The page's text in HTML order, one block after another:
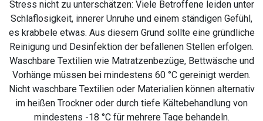
Stress nicht zu unterschätzen: Viele Betroffene leiden unter
Schlaflosigkeit, innerer Unruhe und einem ständigen Gefühl,
es krabbele etwas. Aus diesem Grund sollte eine gründliche
Reinigung und Desinfektion der befallenen Stellen erfolgen.
Waschbare Textilien wie Matratzenbezüge, Bettwäsche und
Vorhänge müssen bei mindestens 60 °C gereinigt werden.
Nicht waschbare Textilien oder Materialien können alternativ
im heißen Trockner oder durch tiefe Kältebehandlung von
mindestens -18 °C für mehrere Tage behandeln.